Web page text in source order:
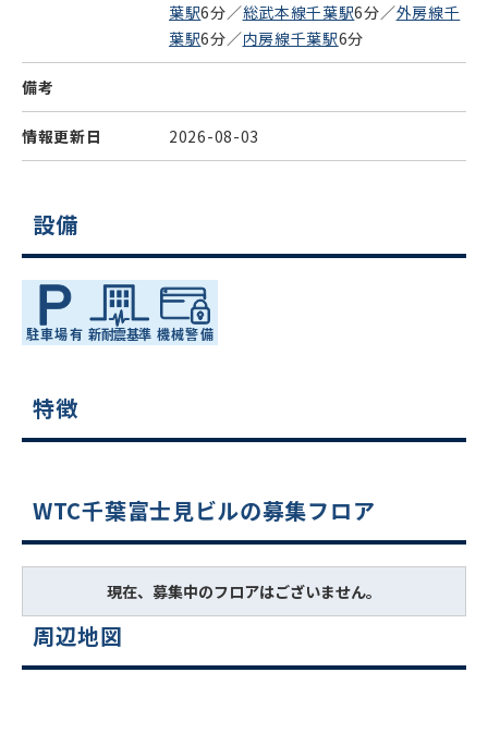
葉駅6分／総武本線千葉駅6分／外房線千
葉駅6分／内房線千葉駅6分
備考
情報更新日 2026-08-03
設備
特徴
WTC千葉富士見ビルの募集フロア
現在、募集中のフロアはございません。
周辺地図